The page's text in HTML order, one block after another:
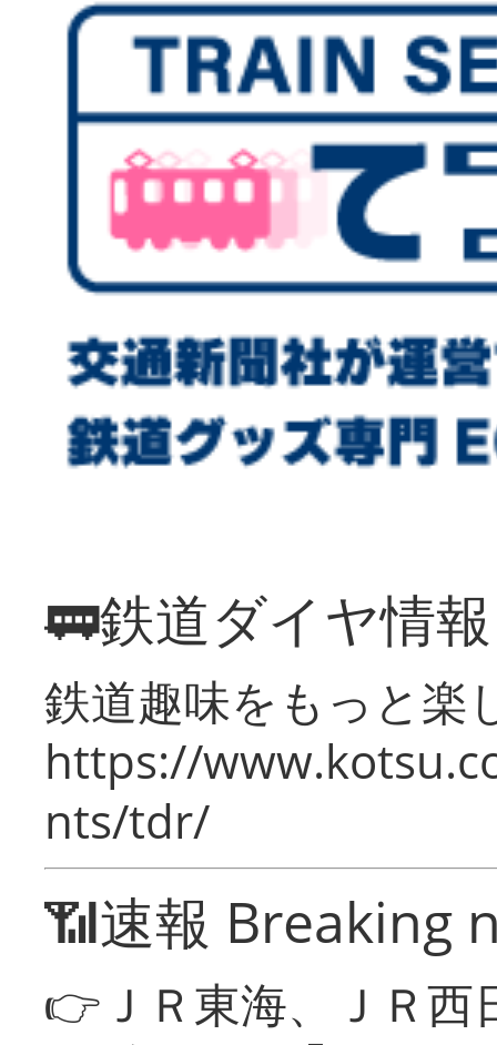
🚃鉄道ダイヤ情
鉄道趣味をもっと楽
https://
nts/tdr/
📶速報 Breaking
👉ＪＲ東海、ＪＲ